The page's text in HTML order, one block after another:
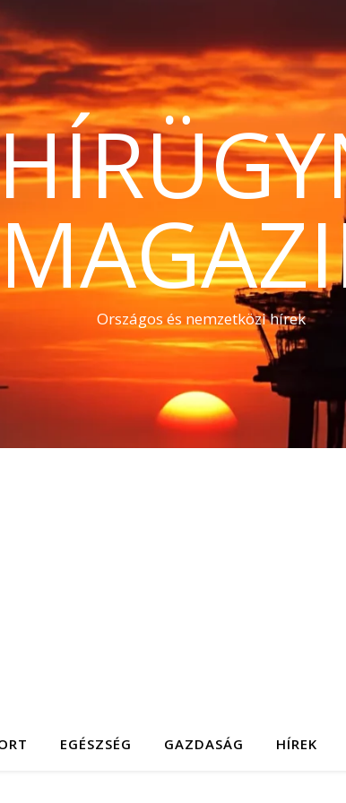
Országos és nemzetközi hírek
EGÉSZSÉG GAZDASÁG HÍREK